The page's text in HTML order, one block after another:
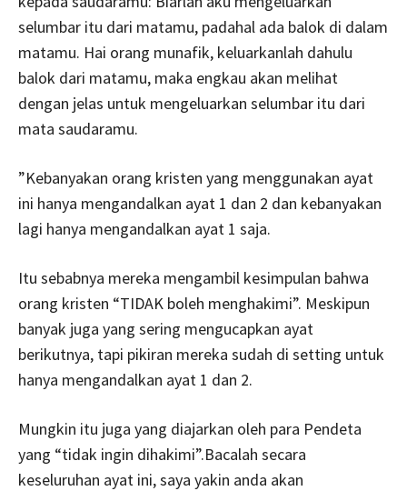
selumbar itu dari matamu, padahal ada balok di dalam
matamu. Hai orang munafik, keluarkanlah dahulu
balok dari matamu, maka engkau akan melihat
dengan jelas untuk mengeluarkan selumbar itu dari
mata saudaramu.
”Kebanyakan orang kristen yang menggunakan ayat
ini hanya mengandalkan ayat 1 dan 2 dan kebanyakan
lagi hanya mengandalkan ayat 1 saja.
Itu sebabnya mereka mengambil kesimpulan bahwa
orang kristen “TIDAK boleh menghakimi”. Meskipun
banyak juga yang sering mengucapkan ayat
berikutnya, tapi pikiran mereka sudah di setting untuk
hanya mengandalkan ayat 1 dan 2.
Mungkin itu juga yang diajarkan oleh para Pendeta
yang “tidak ingin dihakimi”.Bacalah secara
keseluruhan ayat ini, saya yakin anda akan